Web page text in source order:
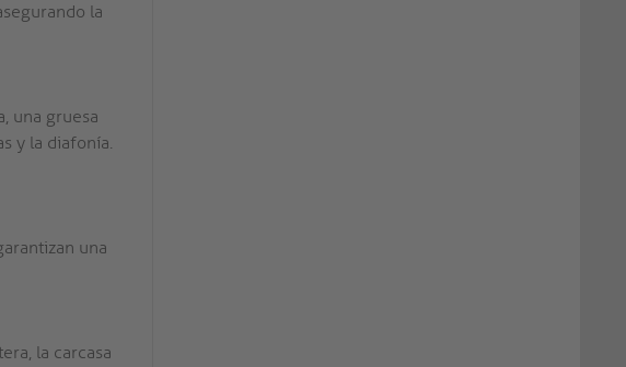
la
una gruesa
y la diafonía.
una
la carcasa